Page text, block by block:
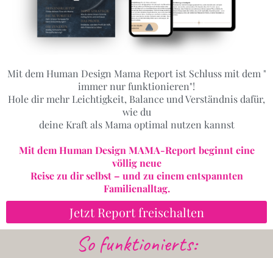
Mit dem Human Design Mama Report ist Schluss mit dem "
immer nur funktionieren"!
Hole dir mehr Leichtigkeit, Balance und Verständnis dafür,
wie du
deine Kraft als Mama optimal nutzen kannst
Mit dem Human Design MAMA-Report beginnt eine
völlig neue
Reise zu dir selbst – und zu einem entspannten
Familienalltag.
Jetzt Report freischalten
So funktionierts: